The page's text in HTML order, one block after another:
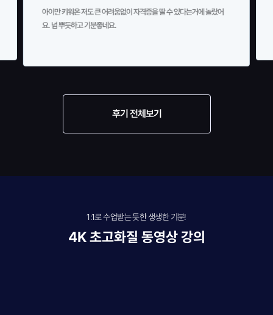
아이만 키워온 저도 큰 어려움없이 자격증을 딸 수 있다는거에 놀랐어
요. 넘 뿌듯하고 기분좋네요.
후기 전체보기
1:1로 수업받는 듯한 생생한 기분!
4K 초고화질 동영상 강의